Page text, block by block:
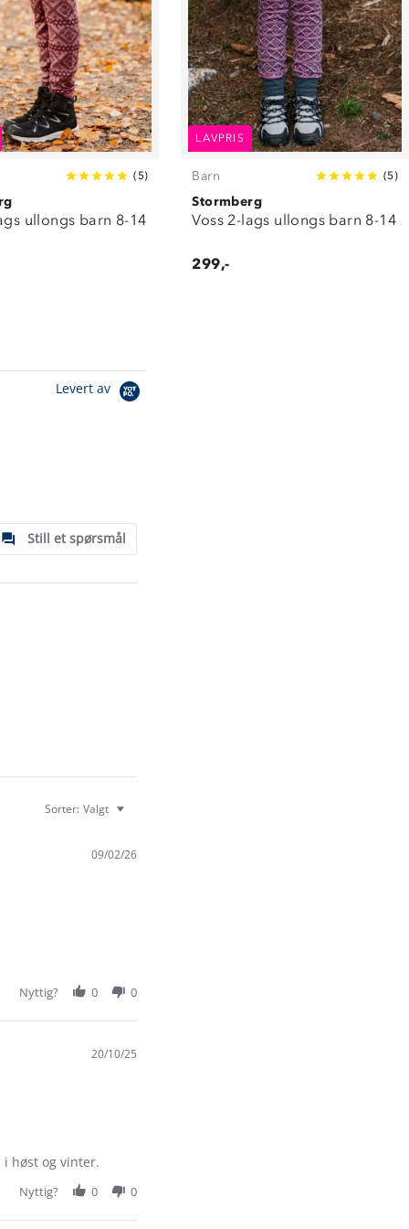
(5)
ullongs barn 8-14
LAVPRIS
Barn (5)
Stormberg
Voss 2-lags ullongs barn 8-14
299,-
Levert av
Still et spørsmål
Sorter: Valgt
09/02/26
Nyttig? 0 0
20/10/25
høst og vinter.
Nyttig? 0 0